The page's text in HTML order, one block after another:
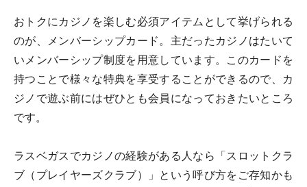
おトクにカジノを楽しむ必須アイテムとして挙げられる
のが、メンバーシップカード。主だったカジノはたいて
いメンバーシップ制度を用意しています。このカードを
持つことで様々な特典を享受することができるので、カ
ジノで遊ぶ前にはぜひとも会員になっておきたいところ
です。
ラスベガスでカジノの経験がある人なら「スロットクラ
ブ（プレイヤーズクラブ）」という呼び方をご存知かも